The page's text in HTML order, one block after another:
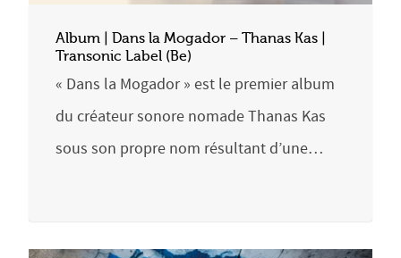
Album | Dans la Mogador – Thanas Kas |
Transonic Label (Be)
« Dans la Mogador » est le premier album
du créateur sonore nomade Thanas Kas
sous son propre nom résultant d’une…